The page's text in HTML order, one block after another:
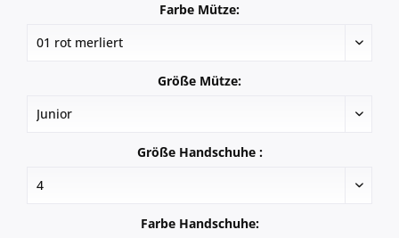
Farbe Mütze:
Größe Mütze:
Größe Handschuhe :
Farbe Handschuhe: